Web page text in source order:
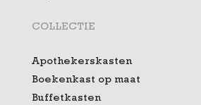
COLLECTIE
Apothekerskasten
Boekenkast op maat
Buffetkasten